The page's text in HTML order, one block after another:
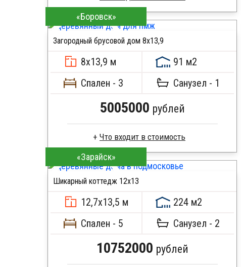
Клееный брус
Стропила, балки 50х200 мм
Кровля металлочерепица
Метизы, саморезы, гвозди
Сборка на березовые нагеля, джут
Металлические сваи 108 диаметр
ПОДРОБНЕЕ
«Боровск»
Загородный брусовой дом 8х13,9
8х13,9 м
91 м2
Спален - 3
Санузел - 1
5005000 рублей
Брус камерной сушки
Стропила, балки 50х200 мм
Кровля металлочерепица
Метизы, саморезы, гвозди
Сборка на березовые нагеля, джут
Металлические сваи 108 диаметр
ПОДРОБНЕЕ
«Зарайск»
Шикарный коттедж 12х13
12,7х13,5 м
224 м2
Спален - 5
Санузел - 2
10752000 рублей